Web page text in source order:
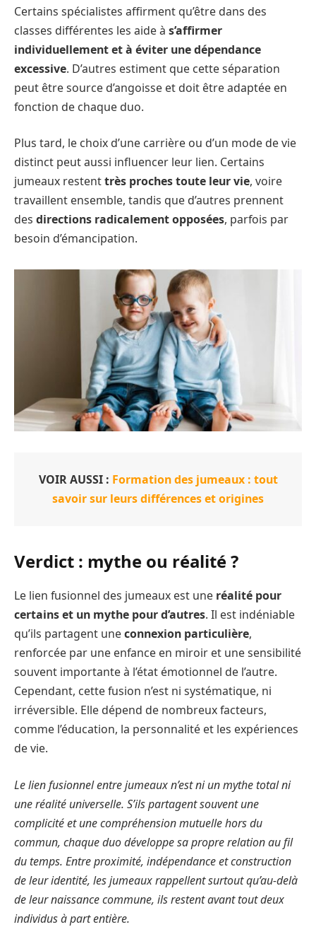
Certains spécialistes affirment qu’être dans des
classes différentes les aide à s’affirmer
individuellement et à éviter une dépendance
excessive. D’autres estiment que cette séparation
peut être source d’angoisse et doit être adaptée en
fonction de chaque duo.
Plus tard, le choix d’une carrière ou d’un mode de vie
distinct peut aussi influencer leur lien. Certains
jumeaux restenttrès proches toute leur vie, voire
travaillent ensemble, tandis que d’autres prennent
des directions radicalement opposées, parfois par
besoin d’émancipation.
VOIR AUSSI : Formation des jumeaux : tout
savoir sur leurs différences et origines
Verdict : mythe ou réalité ?
Le lien fusionnel des jumeaux est une réalité pour
certains et un mythe pour d’autres. Il est indéniable
qu’ils partagent uneconnexion particulière,
renforcée par une enfance en miroir et une sensibilité
souvent importante à l’état émotionnel de l’autre.
Cependant, cette fusion n’est ni systématique, ni
irréversible. Elle dépend de nombreux facteurs,
comme l’éducation, la personnalité et les expériences
de vie.
Le lien fusionnel entre jumeaux n’est ni un mythe total ni
une réalité universelle. S’ils partagent souvent une
complicité et une compréhension mutuelle hors du
commun, chaque duo développe sa propre relation au fil
du temps. Entre proximité, indépendance et construction
de leur identité, les jumeaux rappellent surtout qu’au-delà
de leur naissance commune, ils restent avant tout deux
individus à part entière.